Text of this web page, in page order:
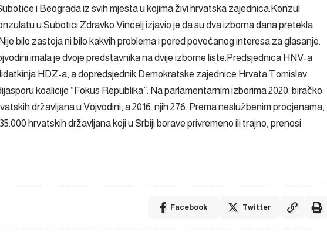
i Beograda iz svih mjesta u kojima živi hrvatska zajednica.Konzul
u Subotici Zdravko Vincelj izjavio je da su dva izborna dana pretekla
bilo zastoja ni bilo kakvih problema i pored povećanog interesa za glasanje.
imala je dvoje predstavnika na dvije izborne liste.Predsjednica HNV-a
HDZ-a, a dopredsjednik Demokratske zajednice Hrvata Tomislav
koalicije “Fokus Republika”. Na parlamentarnim izborima 2020. biračko
državljana u Vojvodini, a 2016. njih 276. Prema neslužbenim procjenama,
hrvatskih državljana koji u Srbiji borave privremeno ili trajno, prenosi
Facebook Twitter